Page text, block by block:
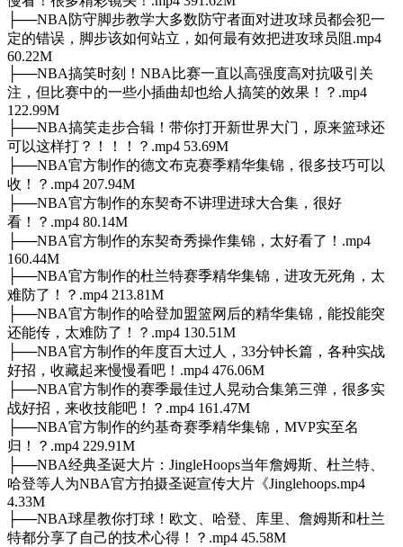
├──NBA防守脚步教学大多数防守者面对进攻球员都会犯一
定的错误，脚步该如何站立，如何最有效把进攻球员阻.mp4
60.22M
├──NBA搞笑时刻！NBA比赛一直以高强度高对抗吸引关
注，但比赛中的一些小插曲却也给人搞笑的效果！？.mp4
122.99M
├──NBA搞笑走步合辑！带你打开新世界大门，原来篮球还
可以这样打？！！！？.mp4 53.69M
├──NBA官方制作的德文布克赛季精华集锦，很多技巧可以
收！？.mp4 207.94M
├──NBA官方制作的东契奇不讲理进球大合集，很好
看！？.mp4 80.14M
├──NBA官方制作的东契奇秀操作集锦，太好看了！.mp4
160.44M
├──NBA官方制作的杜兰特赛季精华集锦，进攻无死角，太
难防了！？.mp4 213.81M
├──NBA官方制作的哈登加盟篮网后的精华集锦，能投能突
还能传，太难防了！？.mp4 130.51M
├──NBA官方制作的年度百大过人，33分钟长篇，各种实战
好招，收藏起来慢慢看吧！.mp4 476.06M
├──NBA官方制作的赛季最佳过人晃动合集第三弹，很多实
战好招，来收技能吧！？.mp4 161.47M
├──NBA官方制作的约基奇赛季精华集锦，MVP实至名
归！？.mp4 229.91M
├──NBA经典圣诞大片：JingleHoops当年詹姆斯、杜兰特、
哈登等人为NBA官方拍摄圣诞宣传大片《Jinglehoops.mp4
4.33M
├──NBA球星教你打球！欧文、哈登、库里、詹姆斯和杜兰
特都分享了自己的技术心得！？.mp4 45.58M